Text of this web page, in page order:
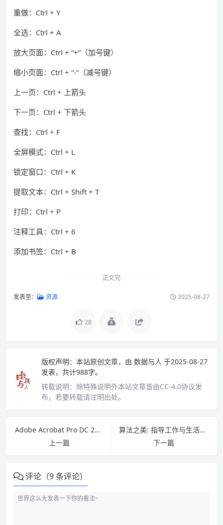
重做：Ctrl + Y
全选：Ctrl + A
放大页面：Ctrl + “+”（加号键）
缩小页面：Ctrl + “-“（减号键）
上一页：Ctrl + 上箭头
下一页：Ctrl + 下箭头
查找：Ctrl + F
全屏模式：Ctrl + L
锁定窗口：Ctrl + K
提取文本：Ctrl + Shift + T
打印：Ctrl + P
注释工具：Ctrl + 6
添加书签：Ctrl + B
正文完
发表至： 资源 2025-08-27
28
版权声明： 本站原创文章，由 数据与人 于2025-08-27
发表，共计988字。
转载说明： 除特殊说明外本站文章皆由CC-4.0协议发
布，若要转载请注明出处。
Adobe Acrobat Pro DC 2024中文破解版下载及安装实用教程
上一篇
算法之美: 指导工作与生活的算法 PDF下载
下一篇
评论（9 条评论）